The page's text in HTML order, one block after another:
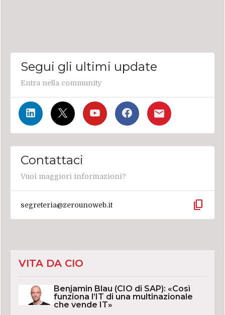
Segui gli ultimi update
Entra nella community
Contattaci
Vuoi maggiori informazioni?
segreteria@zerounoweb.it content_copy
VITA DA CIO
Benjamin Blau (CIO di SAP): «Così
funziona l’IT di una multinazionale
che vende IT»